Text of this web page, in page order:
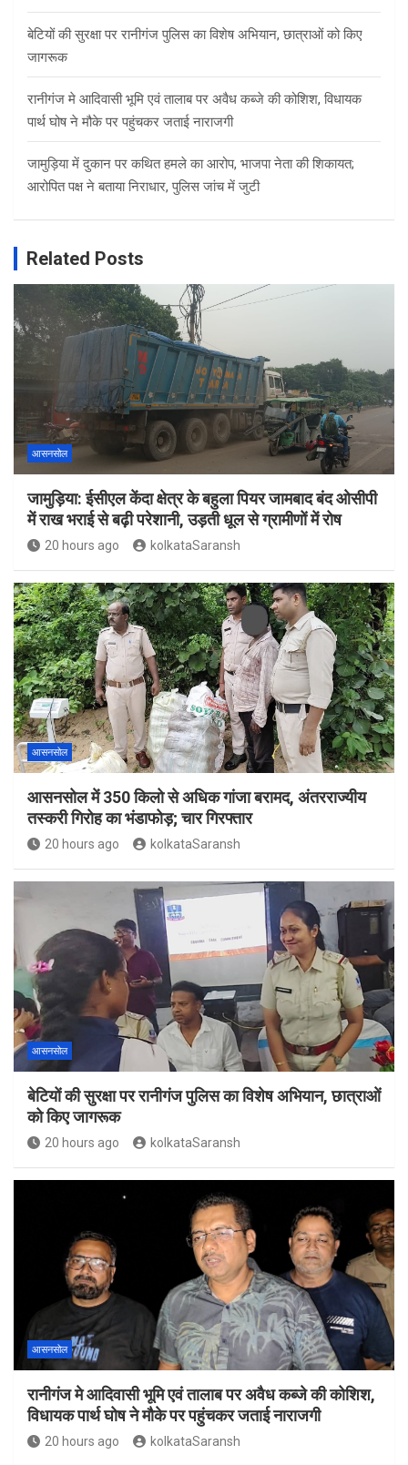
बेटियों की सुरक्षा पर रानीगंज पुलिस का विशेष अभियान, छात्राओं को किए
जागरूक
रानीगंज मे आदिवासी भूमि एवं तालाब पर अवैध कब्जे की कोशिश, विधायक
पार्थ घोष ने मौके पर पहुंचकर जताई नाराजगी
जामुड़िया में दुकान पर कथित हमले का आरोप, भाजपा नेता की शिकायत;
आरोपित पक्ष ने बताया निराधार, पुलिस जांच में जुटी
Related Posts
आसनसोल
जामुड़िया: ईसीएल केंदा क्षेत्र के बहुला पियर जामबाद बंद ओसीपी
में राख भराई से बढ़ी परेशानी, उड़ती धूल से ग्रामीणों में रोष
20 hours ago kolkataSaransh
आसनसोल
आसनसोल में 350 किलो से अधिक गांजा बरामद, अंतरराज्यीय
तस्करी गिरोह का भंडाफोड़; चार गिरफ्तार
20 hours ago kolkataSaransh
आसनसोल
बेटियों की सुरक्षा पर रानीगंज पुलिस का विशेष अभियान, छात्राओं
को किए जागरूक
20 hours ago kolkataSaransh
आसनसोल
रानीगंज मे आदिवासी भूमि एवं तालाब पर अवैध कब्जे की कोशिश,
विधायक पार्थ घोष ने मौके पर पहुंचकर जताई नाराजगी
20 hours ago kolkataSaransh